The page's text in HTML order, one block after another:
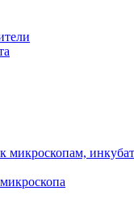
микроскопам,